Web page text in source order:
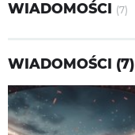
WIADOMOŚCI (7)
WIADOMOŚCI (7)